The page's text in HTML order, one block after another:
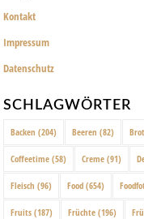
Kontakt
Impressum
Datenschutz
SCHLAGWÖRTER
Backen (204) Beeren (82) Brot
Coffeetime (58) Creme (91)
Fleisch (96) Food (654)
Fruits (187) Früchte (196)